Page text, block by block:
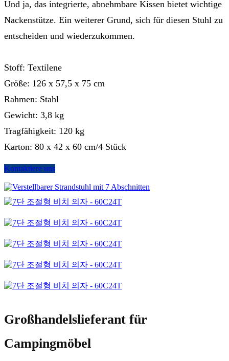
Und ja, das integrierte, abnehmbare Kissen bietet wichtige
Nackenstütze. Ein weiterer Grund, sich für diesen Stuhl zu
entscheiden und wiederzukommen.
Stoff: Textilene
Größe: 126 x 57,5 x 75 cm
Rahmen: Stahl
Gewicht: 3,8 kg
Tragfähigkeit: 120 kg
Karton: 80 x 42 x 60 cm/4 Stück
Kontaktiere uns
Großhandelslieferant für
Campingmöbel